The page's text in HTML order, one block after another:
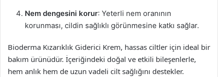
Nem dengesini korur: Yeterli nem oranının
korunması, cildin sağlıklı görünmesine katkı sağlar.
Bioderma Kızarıklık Giderici Krem, hassas ciltler için ideal bir
bakım ürünüdür. İçeriğindeki doğal ve etkili bileşenlerle,
hem anlık hem de uzun vadeli cilt sağlığını destekler.